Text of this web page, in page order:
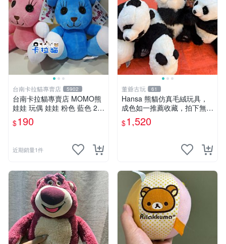
台南卡拉貓專賣店 5902
台南卡拉貓專賣店 MOMO熊
娃娃 玩偶 娃娃 粉色 藍色 2色
分售
$190
近期銷量1件
董爺古玩 61
Hansa 熊貓仿真毛絨玩具，
成色如一推薦收藏，拍下無疑
心 熊貓 毛絨玩具 收藏
$1,520